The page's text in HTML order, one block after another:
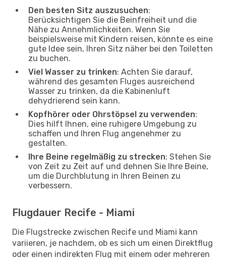
Den besten Sitz auszusuchen:
Berücksichtigen Sie die Beinfreiheit und die
Nähe zu Annehmlichkeiten. Wenn Sie
beispielsweise mit Kindern reisen, könnte es eine
gute Idee sein, Ihren Sitz näher bei den Toiletten
zu buchen.
Viel Wasser zu trinken: Achten Sie darauf,
während des gesamten Fluges ausreichend
Wasser zu trinken, da die Kabinenluft
dehydrierend sein kann.
Kopfhörer oder Ohrstöpsel zu verwenden:
Dies hilft Ihnen, eine ruhigere Umgebung zu
schaffen und Ihren Flug angenehmer zu
gestalten.
Ihre Beine regelmäßig zu strecken: Stehen Sie
von Zeit zu Zeit auf und dehnen Sie Ihre Beine,
um die Durchblutung in Ihren Beinen zu
verbessern.
Flugdauer Recife - Miami
Die Flugstrecke zwischen Recife und Miami kann
variieren, je nachdem, ob es sich um einen Direktflug
oder einen indirekten Flug mit einem oder mehreren